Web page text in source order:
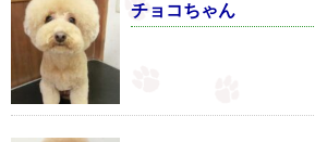
チョコちゃん